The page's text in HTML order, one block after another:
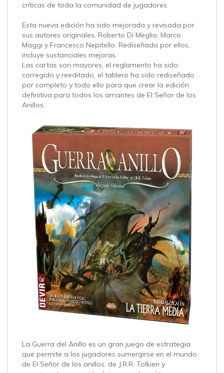
críticas de toda la comunidad de jugadores.
Esta nueva edición ha sido mejorada y revisada por
sus autores originales, Roberto Di Meglio, Marco
Maggi y Francesco Nepitello. Rediseñada por ellos,
incluye sustanciales mejoras.
Las cartas son mayores, el reglamento ha sido
corregido y reeditado, el tablero ha sido rediseñado
por completo y todo ello para que crear la edición
definitiva para todos los amantes de El Señor de los
Anillos.
La Guerra del Anillo es un gran juego de estrategia
que permite a los jugadores sumergirse en el mundo
de El Señor de los anillos, de J.R.R. Tolkien y